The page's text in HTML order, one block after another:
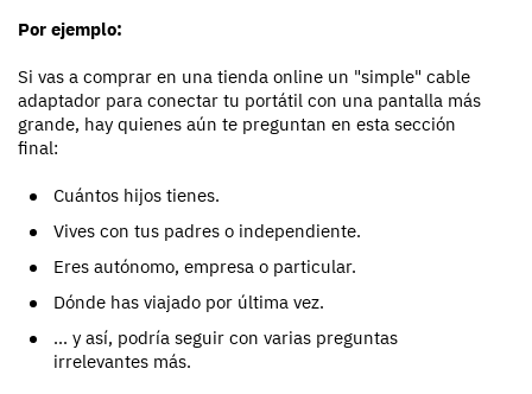
Por ejemplo:
Si vas a comprar en una tienda online un "simple" cable
adaptador para conectar tu portátil con una pantalla más
grande, hay quienes aún te preguntan en esta sección
final:
Cuántos hijos tienes.
Vives con tus padres o independiente.
Eres autónomo, empresa o particular.
Dónde has viajado por última vez.
... y así, podría seguir con varias preguntas
irrelevantes más.